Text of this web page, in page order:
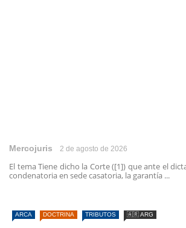
Mercojuris 2 de agosto de 2026
El tema Tiene dicho la Corte ([1]) que ante el
condenatoria en sede casatoria, la garantía ...
ARCA DOCTRINA TRIBUTOS 🇦🇷 ARG